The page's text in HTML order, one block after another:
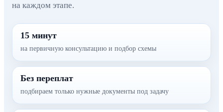
на каждом этапе.
15 минут
на первичную консультацию и подбор схемы
Без переплат
подбираем только нужные документы под задачу